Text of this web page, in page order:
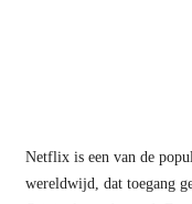
Netflix is een van de
wereldwijd, dat toegang